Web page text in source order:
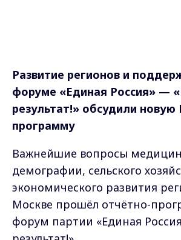
Развитие регионов и
форуме «Единая Россия» —
результат!» обсудили
программу
Важнейшие вопросы
демографии, сельского
экономического развития
Москве прошёл отчётно-
форум партии «Единая